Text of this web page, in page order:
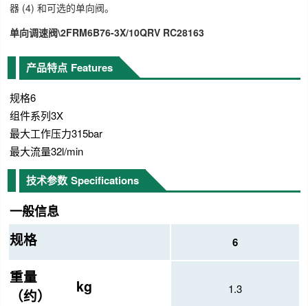
器 (4) 和可选的单向阀。
单向调速阀\2FRM6B76-3X/10QRV RC28163
产品特点 Features
规格6
组件系列3X
最大工作压力315bar
最大流量32l/min
技术参数 Specifications
一般信息
规格 6
重量
（约）
kg 1.3